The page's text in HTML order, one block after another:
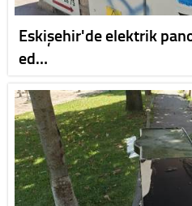
Eskişehir'de elektrik
ed…